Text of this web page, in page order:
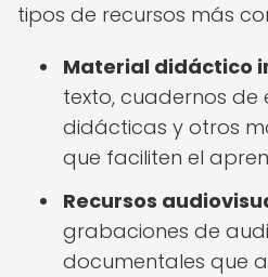
tipos de recursos más
Material didáctico
texto, cuadernos de
didácticas y otros
que faciliten el
Recursos
grabaciones de
documentales que